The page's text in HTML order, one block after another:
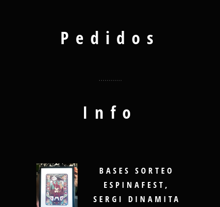
Pedidos
Info
BASES SORTEO
ESPINAFEST,
SERGI DINAMITA